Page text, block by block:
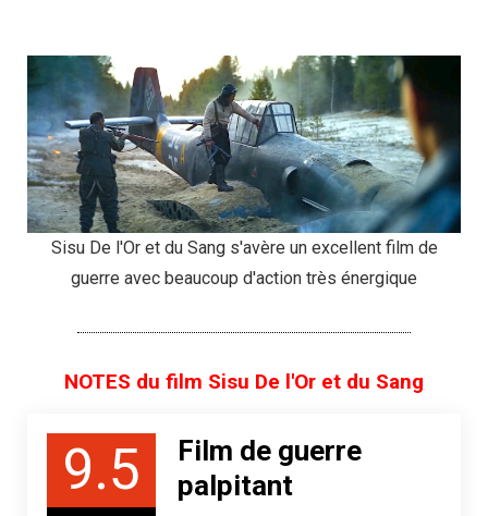
Sisu De l'Or et du Sang s'avère un excellent film de
guerre avec beaucoup d'action très énergique
NOTES du film Sisu De l'Or et du Sang
9.5
Film de guerre
palpitant